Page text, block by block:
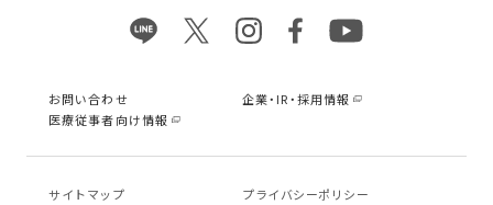
お問い合わせ
企業・IR・採用情報
医療従事者向け情報
サイトマップ
プライバシーポリシー